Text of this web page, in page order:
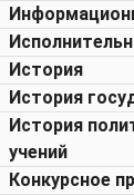
История
История
История
учений
Конкурсное